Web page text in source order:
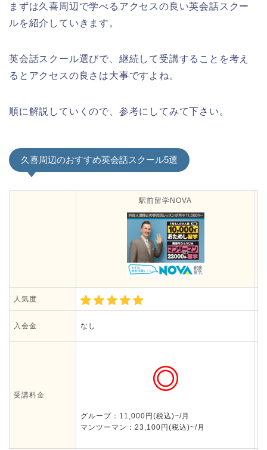
まずは久喜周辺で学べるアクセスの良い英会話スクー
ルを紹介していきます。
英会話スクール選びで、継続して受講することを考え
るとアクセスの良さは大事ですよね。
順に解説していくので、参考にしてみて下さい。
久喜周辺のおすすめ英会話スクール5選
駅前留学NOVA
人気度
入会金 なし
受講料金
グループ：11,000円(税込)~/月
マンツーマン：23,100円(税込)~/月